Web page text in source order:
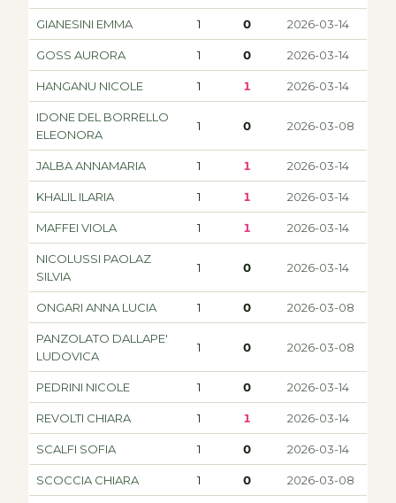
GIANESINI EMMA 1 0 2026-03-14
GOSS AURORA 1 0 2026-03-14
HANGANU NICOLE 1 1 2026-03-14
IDONE DEL BORRELLO
ELEONORA
1 0 2026-03-08
JALBA ANNAMARIA 1 1 2026-03-14
KHALIL ILARIA 1 1 2026-03-14
MAFFEI VIOLA 1 1 2026-03-14
NICOLUSSI PAOLAZ
SILVIA
1 0 2026-03-14
ONGARI ANNA LUCIA 1 0 2026-03-08
PANZOLATO DALLAPE'
LUDOVICA
1 0 2026-03-08
PEDRINI NICOLE 1 0 2026-03-14
REVOLTI CHIARA 1 1 2026-03-14
SCALFI SOFIA 1 0 2026-03-14
SCOCCIA CHIARA 1 0 2026-03-08